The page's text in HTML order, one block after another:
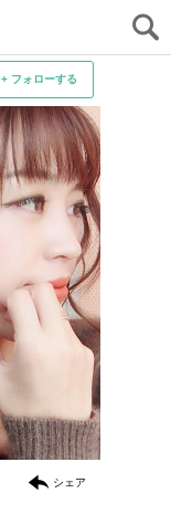
+ フォローする
シェア